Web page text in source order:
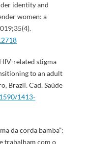
identity and
women: a
related stigma
to an adult
Brazil. Cad. Saúde
1413-
da corda bamba”:
trabalham com o